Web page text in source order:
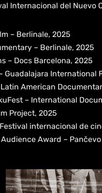
Internacional del Nuevo
– Berlinale, 2025
– Berlinale, 2025
– Docs Barcelona, 2025
International
American
– International
Project, 2025
internacional de
Award –